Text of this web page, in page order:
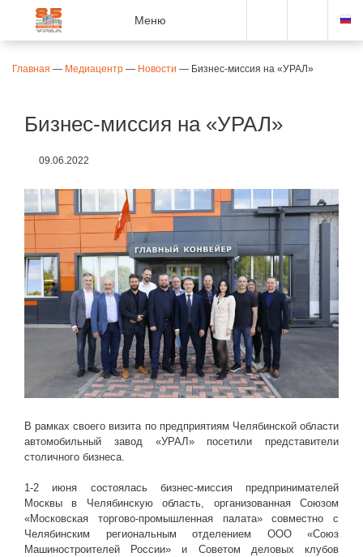
Меню
Главная — Медиацентр — Новости — Бизнес-миссия на «УРАЛ»
Бизнес-миссия на «УРАЛ»
09.06.2022
В рамках своего визита по предприятиям Челябинской области
автомобильный завод «УРАЛ» посетили представители
столичного бизнеса.
1-2 июня состоялась бизнес-миссия предпринимателей
Москвы в Челябинскую область, организованная Союзом
«Московская торгово-промышленная палата» совместно с
Челябинским региональным отделением ООО «Союз
Машиностроителей России» и Советом деловых клубов